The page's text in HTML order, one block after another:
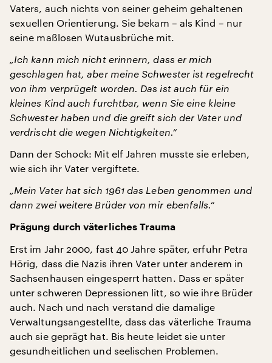
Vaters, auch nichts von seiner geheim gehaltenen
sexuellen Orientierung. Sie bekam – als Kind – nur
seine maßlosen Wutausbrüche mit.
„Ich kann mich nicht erinnern, dass er mich
geschlagen hat, aber meine Schwester ist regelrecht
von ihm verprügelt worden. Das ist auch für ein
kleines Kind auch furchtbar, wenn Sie eine kleine
Schwester haben und die greift sich der Vater und
verdrischt die wegen Nichtigkeiten.“
Dann der Schock: Mit elf Jahren musste sie erleben,
wie sich ihr Vater vergiftete.
„Mein Vater hat sich 1961 das Leben genommen und
dann zwei weitere Brüder von mir ebenfalls.“
Prägung durch väterliches Trauma
Erst im Jahr 2000, fast 40 Jahre später, erfuhr Petra
Hörig, dass die Nazis ihren Vater unter anderem in
Sachsenhausen eingesperrt hatten. Dass er später
unter schweren Depressionen litt, so wie ihre Brüder
auch. Nach und nach verstand die damalige
Verwaltungsangestellte, dass das väterliche Trauma
auch sie geprägt hat. Bis heute leidet sie unter
gesundheitlichen und seelischen Problemen.